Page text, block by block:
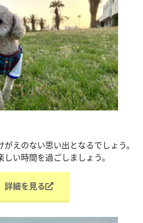
えのない思い出となるでしょう。
い時間を過ごしましょう。
詳細を見る